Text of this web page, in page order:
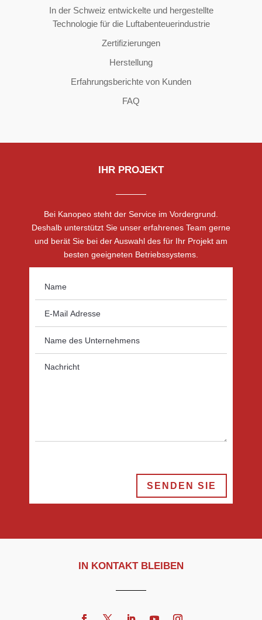
In der Schweiz entwickelte und hergestellte
Technologie für die Luftabenteuerindustrie
Zertifizierungen
Herstellung
Erfahrungsberichte von Kunden
FAQ
IHR PROJEKT
Bei Kanopeo steht der Service im Vordergrund.
Deshalb unterstützt Sie unser erfahrenes Team gerne
und berät Sie bei der Auswahl des für Ihr Projekt am
besten geeigneten Betriebssystems.
SENDEN SIE
IN KONTAKT BLEIBEN